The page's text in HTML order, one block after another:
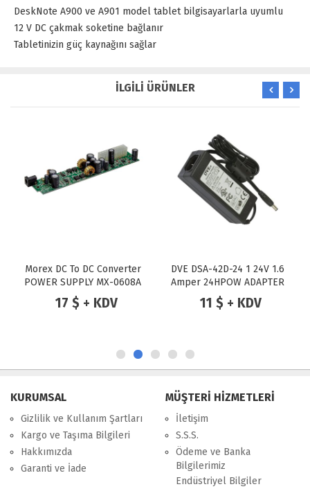
DeskNote A900 ve A901 model tablet bilgisayarlarla uyumlu
12 V DC çakmak soketine bağlanır
Tabletinizin güç kaynağını sağlar
İLGİLİ ÜRÜNLER
Morex DC To DC Converter
POWER SUPPLY MX-0608A
80W 12V DC MINI-ITX ATX
(DC Jack)
17 $ + KDV
DVE DSA-42D-24 1 24V 1.6
Amper 24HPOW ADAPTER
11 $ + KDV
KURUMSAL
Gizlilik ve Kullanım Şartları
Kargo ve Taşıma Bilgileri
Hakkımızda
Garanti ve İade
MÜŞTERİ HİZMETLERİ
İletişim
S.S.S.
Ödeme ve Banka
Bilgilerimiz
Endüstriyel Bilgiler